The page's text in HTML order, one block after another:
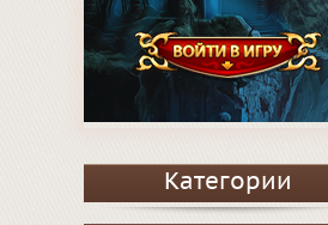
Категории